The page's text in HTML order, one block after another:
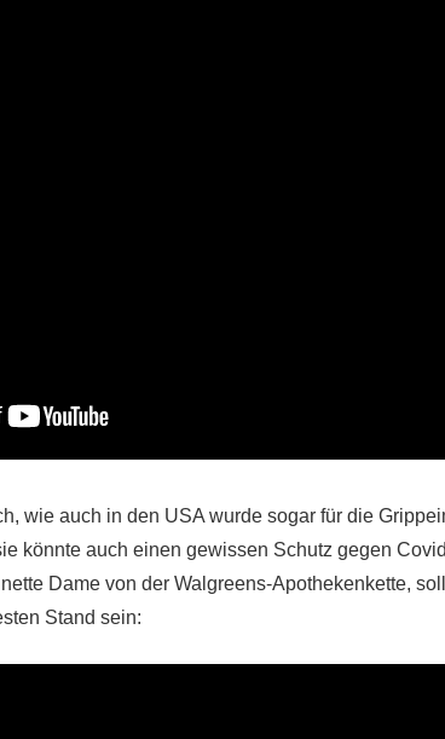
wie auch in den USA wurde sogar für die
könnte auch einen gewissen Schutz gegen
Dame von der Walgreens-Apothekenkette,
Stand sein: